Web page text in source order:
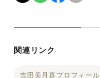
関連リンク
吉田美月喜プロフィール